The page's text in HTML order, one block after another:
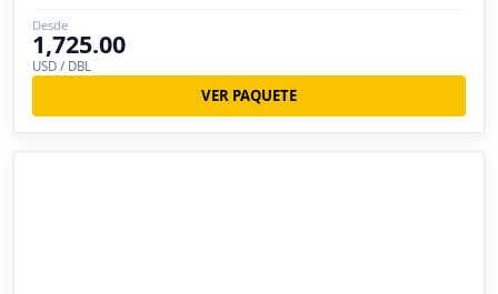
Desde
1,725.00
USD / DBL
VER PAQUETE